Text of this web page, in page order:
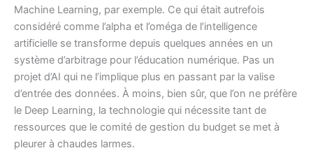
Machine Learning, par exemple. Ce qui était autrefois
considéré comme l’alpha et l’oméga de l’intelligence
artificielle se transforme depuis quelques années en un
système d’arbitrage pour l’éducation numérique. Pas un
projet d’AI qui ne l’implique plus en passant par la valise
d’entrée des données. À moins, bien sûr, que l’on ne préfère
le Deep Learning, la technologie qui nécessite tant de
ressources que le comité de gestion du budget se met à
pleurer à chaudes larmes.